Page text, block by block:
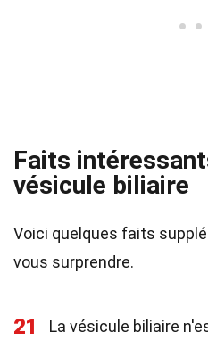
Faits
vésicule biliaire
Voici quelques faits
vous surprendre.
21
La vésicule biliaire